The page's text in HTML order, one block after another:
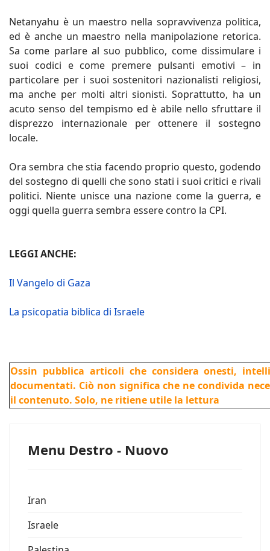
Netanyahu è un maestro nella sopravvivenza politica,
ed è anche un maestro nella manipolazione retorica.
Sa come parlare al suo pubblico, come dissimulare i
suoi codici e come premere pulsanti emotivi – in
particolare per i suoi sostenitori nazionalisti religiosi,
ma anche per molti altri sionisti. Soprattutto, ha un
acuto senso del tempismo ed è abile nello sfruttare il
disprezzo internazionale per ottenere il sostegno
locale.
Ora sembra che stia facendo proprio questo, godendo
del sostegno di quelli che sono stati i suoi critici e rivali
politici. Niente unisce una nazione come la guerra, e
oggi quella guerra sembra essere contro la CPI.
LEGGI ANCHE:
Il Vangelo di Gaza
La psicopatia biblica di Israele
Ossin pubblica articoli che considera onesti,
documentati. Ciò non significa che ne condivida
il contenuto. Solo, ne ritiene utile la lettura
Menu Destro - Nuovo
Iran
Israele